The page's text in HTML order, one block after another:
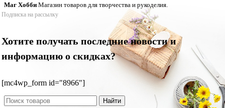
Маг Хобби Магазин товаров для творчества и рукоделия.
Подписка на рассылку
Хотите получать последние новости и
информацию о скидках?
[mc4wp_form id="8966"]
Найти